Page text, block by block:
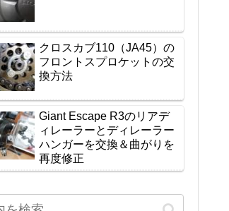
クロスカブ110（JA45）の
フロントスプロケットの交
換方法
Giant Escape R3のリアデ
ィレーラーとディレーラー
ハンガーを交換＆曲がりを
再度修正